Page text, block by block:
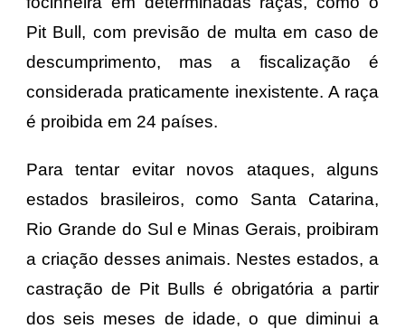
Pit Bull, com previsão de multa em caso de
descumprimento, mas a fiscalização é
considerada praticamente inexistente. A raça
é proibida em 24 países.
Para tentar evitar novos ataques, alguns
estados brasileiros, como Santa Catarina,
Rio Grande do Sul e Minas Gerais, proibiram
a criação desses animais. Nestes estados, a
castração de Pit Bulls é obrigatória a partir
dos seis meses de idade, o que diminui a